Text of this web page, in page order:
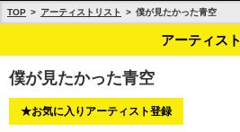
TOP アーティストリスト 僕が見たかった青空
アーティスト
僕が見たかった青空
★お気に入りアーティスト登録